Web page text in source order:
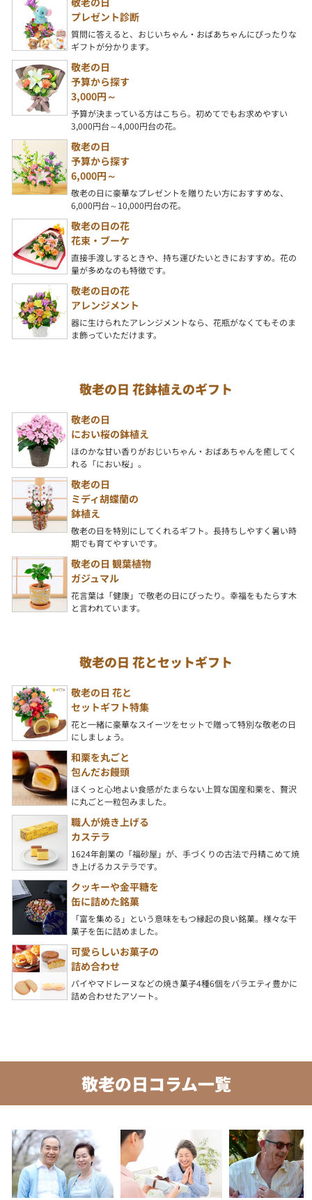
プレゼント診断
質問に答えると、おじいちゃん・おばあちゃんにぴったりな
ギフトが分かります。
敬老の日
予算から探す
3,000円～
予算が決まっている方はこちら。初めてでもお求めやすい
3,000円台～4,000円台の花。
敬老の日
予算から探す
6,000円～
敬老の日に豪華なプレゼントを贈りたい方におすすめな、
6,000円台～10,000円台の花。
敬老の日の花
花束・ブーケ
直接手渡しするときや、持ち運びたいときにおすすめ。花の
量が多めなのも特徴です。
敬老の日の花
アレンジメント
器に生けられたアレンジメントなら、花瓶がなくてもそのま
ま飾っていただけます。
敬老の日 花鉢植えのギフト
敬老の日
におい桜の鉢植え
ほのかな甘い香りがおじいちゃん・おばあちゃんを癒してく
れる「におい桜」。
敬老の日
ミディ胡蝶蘭の
鉢植え
敬老の日を特別にしてくれるギフト。長持ちしやすく暑い時
期でも育てやすいです。
敬老の日 観葉植物
ガジュマル
花言葉は「健康」で敬老の日にぴったり。幸福をもたらす木
と言われています。
敬老の日 花とセットギフト
敬老の日 花と
セットギフト特集
花と一緒に豪華なスイーツをセットで贈って特別な敬老の日
にしましょう。
和栗を丸ごと
包んだお饅頭
ほくっと心地よい食感がたまらない上質な国産和栗を、贅沢
に丸ごと一粒包みました。
職人が焼き上げる
カステラ
1624年創業の「福砂屋」が、手づくりの古法で丹精こめて焼
き上げるカステラです。
クッキーや金平糖を
缶に詰めた銘菓
「富を集める」という意味をもつ縁起の良い銘菓。様々な干
菓子を缶に詰めました。
可愛らしいお菓子の
詰め合わせ
パイやマドレーヌなどの焼き菓子4種6個をバラエティ豊かに
詰め合わせたアソート。
敬老の日コラム一覧